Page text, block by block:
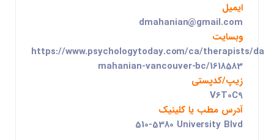
ایمیل
dmahanian@gmail.com
وبسایت
https://www.psychologytoday.com/ca/therapists/
mahanian-vancouver-bc/1618583
زیپ/کدپستی
V6T0C9
آدرس مطب یا کلینیک
510-5380 University Blvd